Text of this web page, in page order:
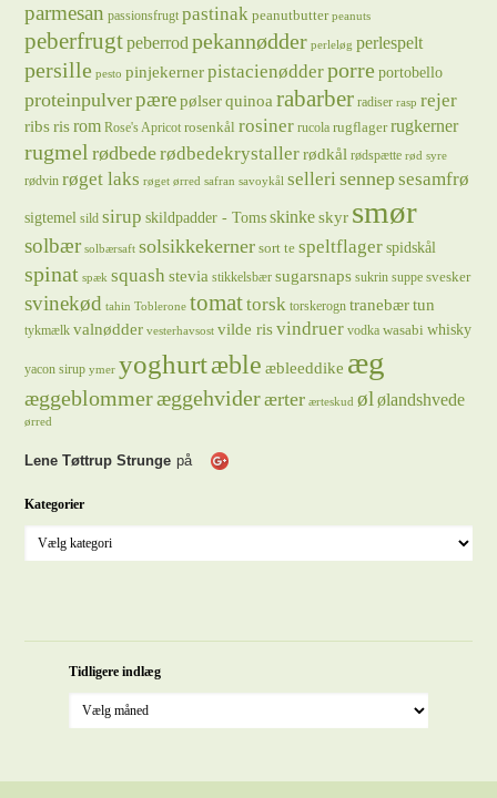
parmesan passionsfrugt pastinak peanutbutter peanuts
peberfrugtpeberrodpekannødder perleløg perlespelt
persille pesto pinjekerner pistacienødderporre portobello
proteinpulverpære pølser quinoa rabarber radiser rasp rejer
ribs risrom Rose's Apricot rosenkål rosiner rucola rugflager rugkerner
rugmel rødbederødbedekrystallerrødkål rødspætte rød syre
rødvin røget laks røget ørred safran savoykål sellerisennepsesamfrø
sigtemel sild sirup skildpadder - Toms skinke skyr smør
solbær solbærsaft solsikkekerner sort te speltflager spidskål
spinat spæk squash stevia stikkelsbær sugarsnaps sukrin suppe svesker
svinekød tahin Toblerone tomattorsk torskerogn tranebærtun
tykmælk valnødder vesterhavsost vilde ris vindruer vodka wasabi whisky
yacon sirup ymer yoghurtæble æbleeddike æg
æggeblommeræggehviderærter ærteskud øl ølandshvede
ørred
Lene Tøttrup Strunge på
Kategorier
Tidligere indlæg